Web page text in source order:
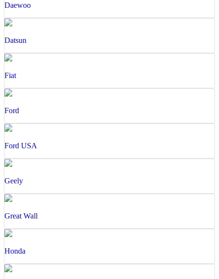
Daewoo
Datsun
Fiat
Ford
Ford USA
Geely
Great Wall
Honda